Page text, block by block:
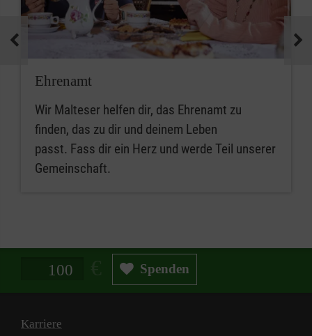
Ehrenamt
Wir Malteser helfen dir, das Ehrenamt zu
finden, das zu dir und deinem Leben
passt. Fass dir ein Herz und werde Teil unserer
Gemeinschaft.
Spendenbetrag in Euro Spenden
Karriere